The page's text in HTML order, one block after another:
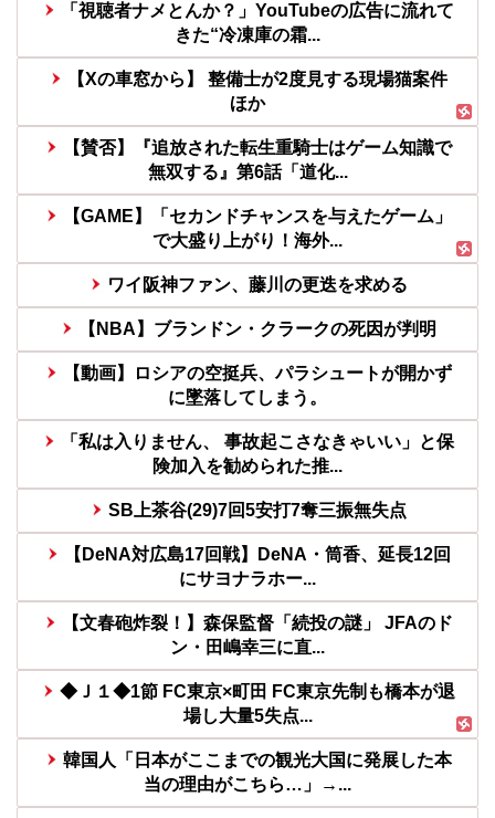
「視聴者ナメとんか？」YouTubeの広告に流れて
きた“冷凍庫の霜...
【Xの車窓から】 整備士が2度見する現場猫案件
ほか
【賛否】『追放された転生重騎士はゲーム知識で
無双する』第6話「道化...
【GAME】「セカンドチャンスを与えたゲーム」
で大盛り上がり！海外...
ワイ阪神ファン、藤川の更迭を求める
【NBA】ブランドン・クラークの死因が判明
【動画】ロシアの空挺兵、パラシュートが開かず
に墜落してしまう。
「私は入りません、 事故起こさなきゃいい」と保
険加入を勧められた推...
SB上茶谷(29)7回5安打7奪三振無失点
【DeNA対広島17回戦】DeNA・筒香、延長12回
にサヨナラホー...
【文春砲炸裂！】森保監督「続投の謎」 JFAのド
ン・田嶋幸三に直...
◆Ｊ１◆1節 FC東京×町田 FC東京先制も橋本が退
場し大量5失点...
韓国人「日本がここまでの観光大国に発展した本
当の理由がこちら…」→...